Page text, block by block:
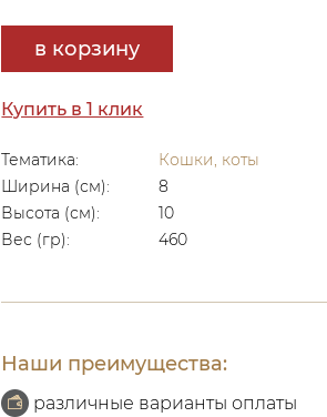
в корзину
Купить в 1 клик
Тематика:
Кошки, коты
Ширина (см):
8
Высота (см):
10
Вес (гр):
460
Наши преимущества:
различные варианты оплаты